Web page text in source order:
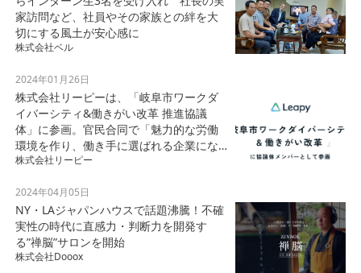
家訪問など、社員やその家族との絆を大
切にする風土が安心感に
株式会社ベル
2024年01月26日
株式会社リーピーは、「岐阜市ワークダ
イバーシティ&働きがい改革 推進協議
体」に参画。官民合同で「魅力的な労働
環境を作り、働き手に選ばれる企業にな
る。」を掲げます。
株式会社リーピー
2024年04月05日
NY・LAジャパンハウスで話題沸騰！不確
実性の時代に直感力・判断力を開発す
る”禅脳”サロンを開始
株式会社Dooox